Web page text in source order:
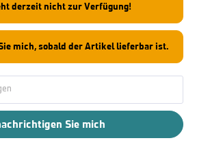
derzeit nicht zur Verfügung!
mich, sobald der Artikel lieferbar ist.
Sie mich